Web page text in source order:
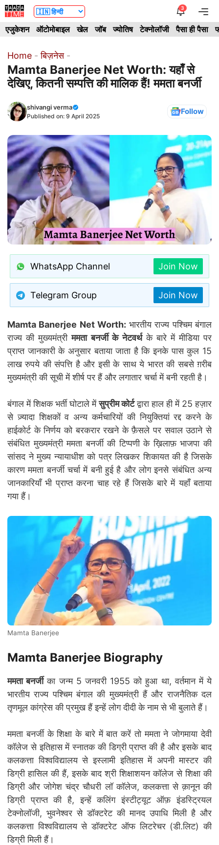
Skip
to
content
3
एजुकेशन ऑटोमोबाइल खेल जॉब ज्योतिष टेक्नोलॉजी पैसा ही पैसा
Home -बिज़नेस-
Mamta Banerjee Net Worth: यहाँ से
देखिए, कितनी सम्पत्ति की मालिक हैं! ममता बनर्जी
shivangi verma
Published on: 9 April 2025 Follow
WhatsApp Channel Join Now
Telegram Group Join Now
Mamta Banerjee Net Worth: भारतीय राज्य पश्चिम बंगाल
राज्य की मुख्यमंत्रीममता बनर्जी के नेटवर्थके बारे में मीडिया पर
प्राप्त जानकारी के अनुसार बताया जाता है कि इनके पास कुल 15
लाख रुपये की संपत्ति है और इसी के साथ ये भारत की सबसे ग़रीब
मुख्यमंत्री की सूची में शीर्ष पर हैं और लगातार चर्चा में बनी रहती है।
बंगाल में शिक्षक भर्ती घोटाले मेंसुप्रीम कोर्टद्वारा हाल ही में 25 हज़ार
से ज़्यादा शिक्षकों व अन्य कर्मचारियों की नियुक्तियां रद्द करने के
हाईकोर्ट के निर्णय को बरकरार रखने के फ़ैसले पर सवाल उठाने से
संबंधित मुख्यमंत्री ममता बनर्जी की टिप्पणी के ख़िलाफ़ भाजपा की
सांसद ने मुख्य न्यायाधीश को पत्र लिखकर शिकायत की है जिसके
कारण ममता बनर्जी चर्चा में बनी हुई है और लोग इनसे संबंधित अन्य
जानकारियाँ भी प्राप्त करना चाह रहे हैं जिसके बारे में यहाँ बताया
गया हैं।
Mamta Banerjee
Mamta Banerjee Biography
ममता बनर्जीका जन्म 5 जनवरी 1955 को हुआ था, वर्तमान में ये
भारतीय राज्य पश्चिम बंगाल की मुख्यमंत्री हैं और राजनैतिक दल
तृणमूल कांग्रेस की प्रमुख हैं इन्हें लोग दीदी के नाम से भी बुलाते हैं।
ममता बनर्जी के शिक्षा के बारे में बात करें तो ममता ने जोगमाया देवी
कॉलेज से इतिहास में स्नातक की डिग्री प्राप्त की है और इसके बाद
कलकत्ता विश्वविद्यालय से इस्लामी इतिहास में अपनी मास्टर की
डिग्री हासिल की हैं, इसके बाद श्री शिक्षाशयन कॉलेज से शिक्षा की
डिग्री और जोगेश चंद्र चौधरी लॉ कॉलेज, कलकत्ता से क़ानून की
डिग्री प्राप्त की है, इन्हें कलिंग इंस्टीट्यूट ऑफ़ इंडस्ट्रियल
टेक्नोलॉजी, भुवनेश्वर से डॉक्टरेट की मानद उपाधि मिली है और
कलकत्ता विश्वविद्यालय से डॉक्टरेट ऑफ लिटरेचर (डी.लिट) की
डिग्री मिली हैं।